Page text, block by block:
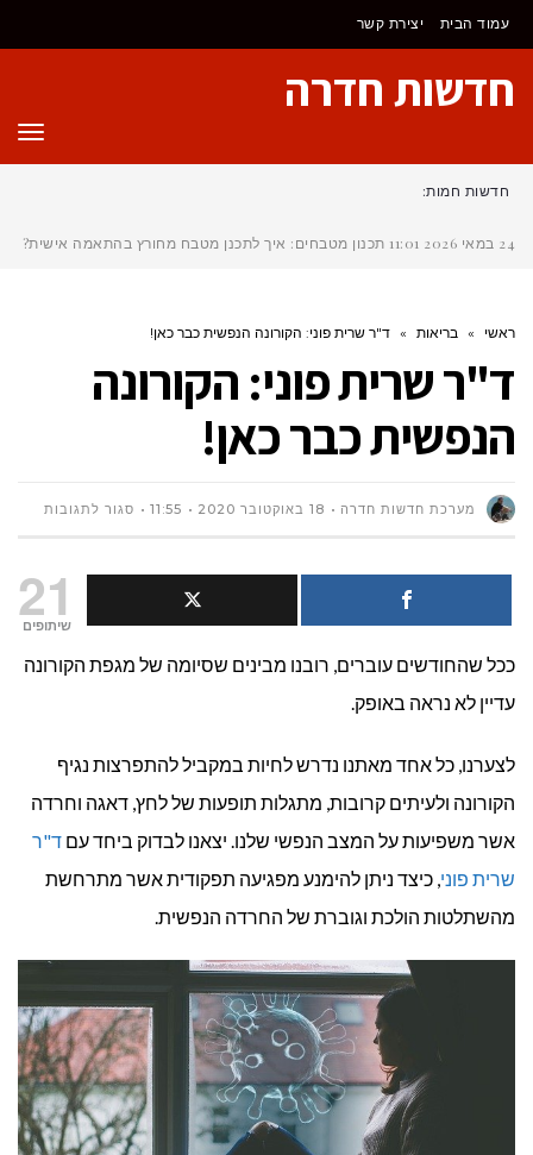
לתוכן
עמוד הבית יצירת קשר
חדשות חדרה
חדשות חמות:
24 במאי 2026 11:01 תכנון מטבחים: איך לתכנן מטבח מחורץ בהתאמה אישית?
ראשי » בריאות » ד"ר שרית פוני: הקורונה הנפשית כבר כאן!
ד"ר שרית פוני: הקורונה
הנפשית כבר כאן!
מערכת חדשות חדרה 18 באוקטובר 2020 11:55 סגור לתגובותעל
שרית
פוני:
21
שיתופים
ככל שהחודשים עוברים, רובנו מבינים שסיומה של מגפת הקורונה
עדיין לא נראה באופק.
לצערנו, כל אחד מאתנו נדרש לחיות במקביל להתפרצות נגיף
הקורונה ולעיתים קרובות, מתגלות תופעות של לחץ, דאגה וחרדה
אשר משפיעות על המצב הנפשי שלנו. יצאנו לבדוק ביחד עם ד"ר
שרית פוני, כיצד ניתן להימנע מפגיעה תפקודית אשר מתרחשת
מהשתלטות הולכת וגוברת של החרדה הנפשית.